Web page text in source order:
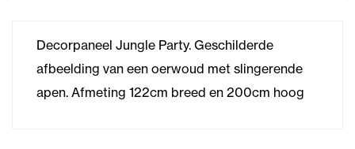
Decorpaneel Jungle Party. Geschilderde
afbeelding van een oerwoud met slingerende
apen. Afmeting 122cm breed en 200cm hoog